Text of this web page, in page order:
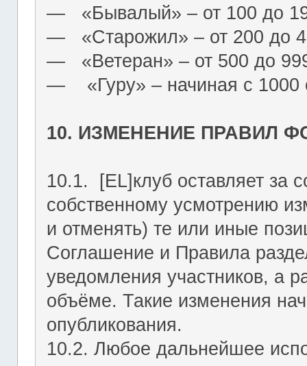
― «Бывалый» – от 100 до
― «Старожил» – от 200 до
― «Ветеран» – от 500 до
― «Гуру» – начиная с 1000
10. ИЗМЕНЕНИЕ ПРАВИЛ
10.1. [EL]клуб оставляет за
собственному усмотрению
и отменять) те или иные
Соглашение и Правила
уведомления участников, а
объёме. Такие изменения
опубликования.
10.2. Любое дальнейшее